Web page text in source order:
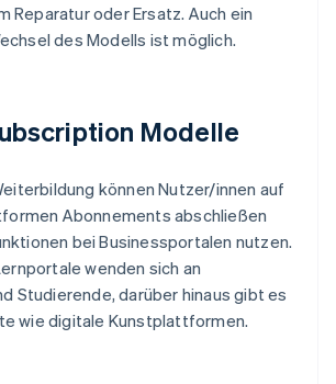
Reparatur oder Ersatz. Auch ein
des Modells ist möglich.
Modelle
können Nutzer/innen auf
Abonnements abschließen
bei Businessportalen nutzen.
wenden sich an
Studierende, darüber hinaus gibt es
wie digitale Kunstplattformen.